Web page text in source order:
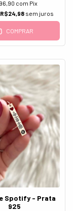
com Pix
R$24,98 sem juros
COMPRAR
Spotify - Prata
925